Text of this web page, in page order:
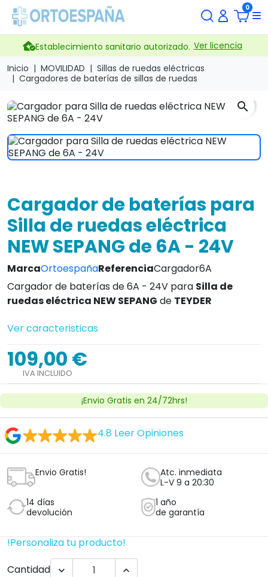
0
Establecimiento sanitario autorizado. Ver licencia
Inicio
MOVILIDAD
Sillas de ruedas eléctricas
Cargadores de baterías de sillas de ruedas
search
Cargador de baterías para
Silla de ruedas eléctrica
NEW SEPANG de 6A - 24V
MarcaOrtoespañaReferenciaCargador6A
Cargador de baterías de 6A - 24V para Silla de
ruedas eléctrica NEW SEPANG de TEYDER
Ver caracteristicas
109,00 €
IVA INCLUIDO
¡Envio Gratis en 24/72hrs!
4.8 Leer Opiniones
Envio Gratis!
Atc. inmediata
L-V 9 a 20:30
14 días
devolución
1 año
de garantía
!Personaliza tu producto!
Cantidad
 